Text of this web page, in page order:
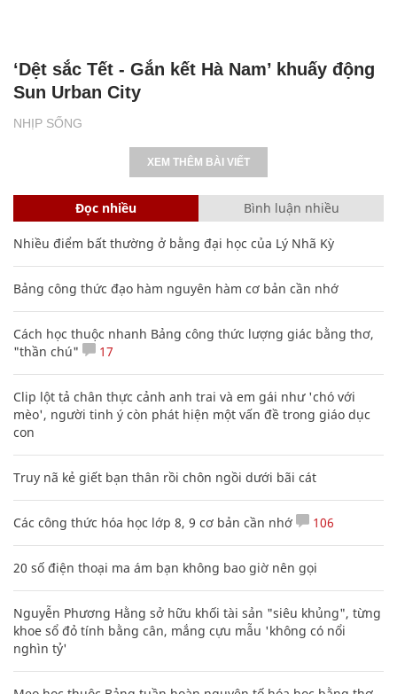
NHỊP SỐNG
‘Dệt sắc Tết - Gắn kết Hà Nam’ khuấy động
Sun Urban City
XEM THÊM BÀI VIẾT
Đọc nhiều Bình luận nhiều
Nhiều điểm bất thường ở bằng đại học của Lý Nhã Kỳ
Bảng công thức đạo hàm nguyên hàm cơ bản cần nhớ
Cách học thuộc nhanh Bảng công thức lượng giác bằng thơ,
"thần chú"
17
Clip lột tả chân thực cảnh anh trai và em gái như 'chó với
mèo', người tinh ý còn phát hiện một vấn đề trong giáo dục
con
Truy nã kẻ giết bạn thân rồi chôn ngồi dưới bãi cát
Các công thức hóa học lớp 8, 9 cơ bản cần nhớ 106
20 số điện thoại ma ám bạn không bao giờ nên gọi
Nguyễn Phương Hằng sở hữu khối tài sản "siêu khủng", từng
khoe sổ đỏ tính bằng cân, mắng cựu mẫu 'không có nổi
nghìn tỷ'